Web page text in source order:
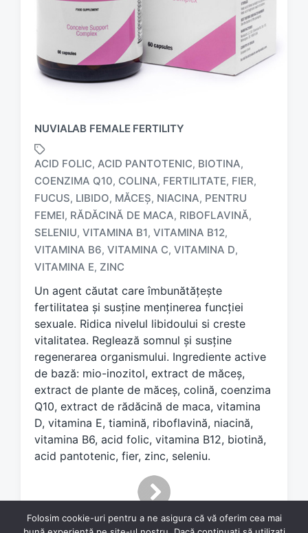
NUVIALAB FEMALE FERTILITY
T
a
g
e
d
w
t
h
ACID FOLIC, ACID PANTOTENIC, BIOTINA,
COENZIMA Q10, COLINA, FERTILITATE, FIER,
FUCUS, LIBIDO, MĂCEȘ, NIACINA, PENTRU
FEMEI, RĂDĂCINĂ DE MACA, RIBOFLAVINĂ,
SELENIU, VITAMINA B1, VITAMINA B12,
VITAMINA B6, VITAMINA C, VITAMINA D,
VITAMINA E, ZINC
Un agent căutat care îmbunătățește
fertilitatea și susține menținerea funcției
sexuale. Ridica nivelul libidoului si creste
vitalitatea. Reglează somnul și susține
regenerarea organismului. Ingrediente active
de bază: mio-inozitol, extract de măceș,
extract de plante de măceș, colină, coenzima
Q10, extract de rădăcină de maca, vitamina
D, vitamina E, tiamină, riboflavină, niacină,
vitamina B6, acid folic, vitamina B12, biotină,
acid pantotenic, fier, zinc, seleniu.
Folosim cookie-uri pentru a ne asigura că vă oferim cea mai